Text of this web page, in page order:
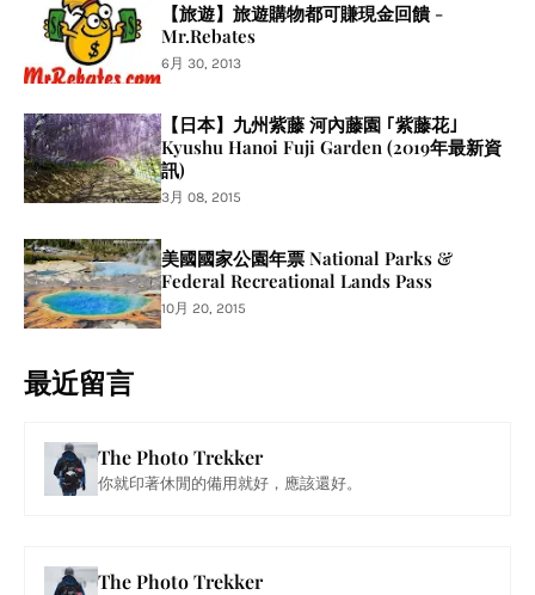
【旅遊】旅遊購物都可賺現金回饋 -
Mr.Rebates
6月 30, 2013
【日本】九州紫藤 河內藤園 ｢紫藤花｣
Kyushu Hanoi Fuji Garden (2019年最新資
訊)
3月 08, 2015
美國國家公園年票 National Parks &
Federal Recreational Lands Pass
10月 20, 2015
最近留言
The Photo Trekker
你就印著休閒的備用就好，應該還好。
The Photo Trekker